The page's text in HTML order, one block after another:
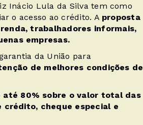
Inácio Lula da Silva tem como
o acesso ao crédito. A proposta
trabalhadores informais,
empresas.
da União para
de melhores condições de
até 80% sobre o valor total das
cheque especial e